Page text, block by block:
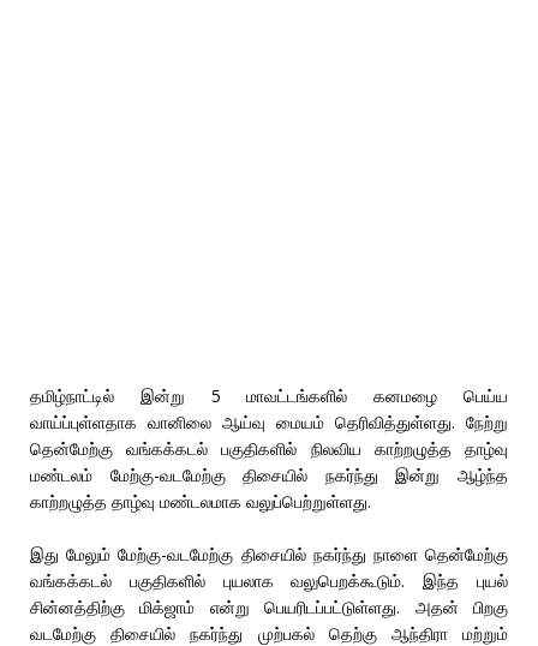
தமிழ்நாட்டில் இன்று 5 மாவட்டங்களில் கனமழை பெய்ய
வாய்ப்புள்ளதாக வானிலை ஆய்வு மையம் தெரிவித்துள்ளது. நேற்று
தென்மேற்கு வங்கக்கடல் பகுதிகளில் நிலவிய காற்றழுத்த தாழ்வு
மண்டலம் மேற்கு-வடமேற்கு திசையில் நகர்ந்து இன்று ஆழ்ந்த
காற்றழுத்த தாழ்வு மண்டலமாக வலுப்பெற்றுள்ளது.
இது மேலும் மேற்கு-வடமேற்கு திசையில் நகர்ந்து நாளை தென்மேற்கு
வங்கக்கடல் பகுதிகளில் புயலாக வலுபெறக்கூடும். இந்த புயல்
சின்னத்திற்கு மிக்ஜாம் என்று பெயரிடப்பட்டுள்ளது. அதன் பிறகு
வடமேற்கு திசையில் நகர்ந்து முற்பகல் தெற்கு ஆந்திரா மற்றும்